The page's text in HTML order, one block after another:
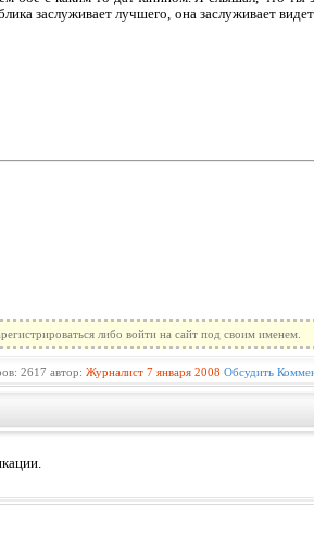
заслуживает лучшего, она заслуживает
либо войти на сайт под своим именем.
2617 автор: Журналист 7 января 2008 Обсудить